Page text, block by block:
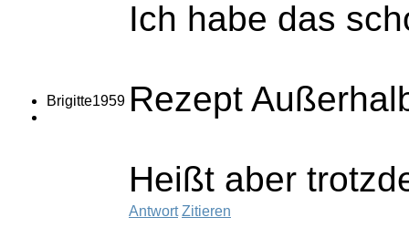
Brigitte1959
Ich habe das
Rezept
Heißt aber
Antwort Zitieren